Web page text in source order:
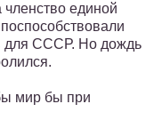
единой
для СССР. Но дождь
мир бы при